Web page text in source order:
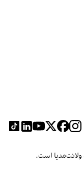
است.